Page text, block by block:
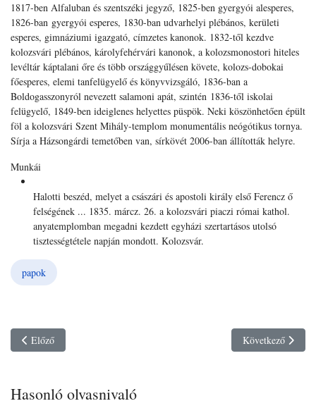
1817-ben Alfaluban és szentszéki jegyző, 1825-ben gyergyói alesperes,
1826-ban gyergyói esperes, 1830-ban udvarhelyi plébános, kerületi
esperes, gimnáziumi igazgató, címzetes kanonok. 1832-től kezdve
kolozsvári plébános, károlyfehérvári kanonok, a kolozsmonostori hiteles
levéltár káptalani őre és több országgyűlésen követe, kolozs-dobokai
főesperes, elemi tanfelügyelő és könyvvizsgáló, 1836-ban a
Boldogasszonyról nevezett salamoni apát, szintén 1836-től iskolai
felügyelő, 1849-ben ideiglenes helyettes püspök. Neki köszönhetően épült
föl a kolozsvári Szent Mihály-templom monumentális neógótikus tornya.
Sírja a Házsongárdi temetőben van, sírkövét 2006-ban állították helyre.
Munkái
Halotti beszéd, melyet a császári és apostoli király első Ferencz ő
felségének ... 1835. márcz. 26. a kolozsvári piaczi római kathol.
anyatemplomban megadni kezdett egyházi szertartásos utolsó
tisztességtétele napján mondott. Kolozsvár.
papok
Previous article: Kádár Sándor
Előző Next article:
Következő
Hasonló olvasnivaló